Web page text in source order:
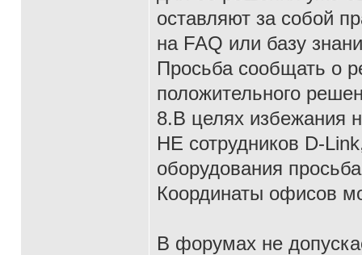
оставляют за собой
на FAQ или базу
Просьба сообщать о
положительного
8.В целях избежания
НЕ сотрудников D-
оборудования
Координаты офисов
В форумах не